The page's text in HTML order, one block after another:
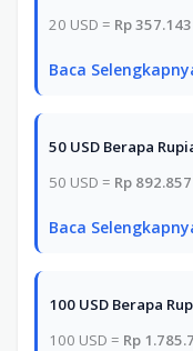
20 USD = Rp 357.143
Baca
50 USD Berapa
50 USD = Rp 892.857
Baca
100 USD Berapa
100 USD = Rp